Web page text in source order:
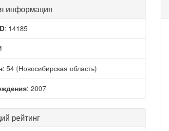
информация
: 14185
: 54 (Новосибирская область)
: 2007
рейтинг